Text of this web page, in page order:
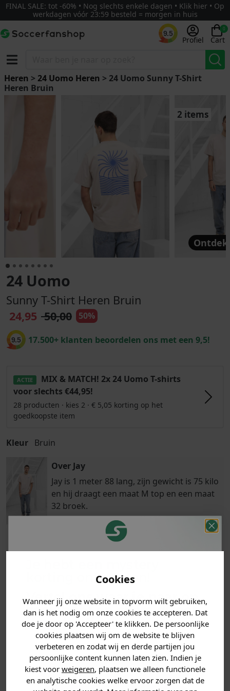
Cookies
Wanneer jij onze website in topvorm wilt gebruiken,
dan is het nodig om onze cookies te accepteren. Dat
doe je door op 'Accepteer' te klikken. De persoonlijke
cookies plaatsen wij om de website te blijven
verbeteren en zodat wij en derde partijen jou
persoonlijke content kunnen laten zien. Indien je
kiest voor weigeren, plaatsen we alleen functionele
en analytische cookies welke ervoor zorgen dat de
FINAL SALE: tot -60% • Nog slechts enkele dagen • Klik hier • Op
werkdagen vóór 23:59 besteld = morgen in huis
9.5
Profiel
0
Cart
Heren > 24 Uomo Heren > 24 Uomo Sunny T-Shirt
Heren Bruin
2 items
24 Uomo
Sunny T-Shirt Heren Bruin
24,95 50,00 50%
9.5 17.500+ klanten beoordelen ons met een 9,5!
ACTIE
MIX & MATCH! 2x 24 Uomo T-shirts
voor slechts €44,95!
28 producten · kies 2 · € 5,05 korting op het
goedkoopste item
Kleur Bruin
Over Jay
Jay is 1 meter 88 lang, zijn gewicht is 75 kilo
en hij draagt een maat M top en een maat
32 broek.
is morgen in huis!*
PRODUCTINFORMATIE
MATERIAAL & WASVOORSCHRIFT
ANDERE BESTELDEN OOK
korting ontvangen!
Vertel ons waar je naar op
zoek bent en claim direct
jouwkorting.
Heren kleding